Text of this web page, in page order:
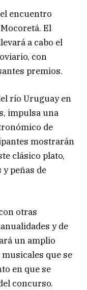
encuentro
El
a cabo el
con
premios.
río Uruguay en
impulsa una
de
mostrarán
clásico plato,
peñas de
otras
y de
un amplio
que se
en que se
concurso.